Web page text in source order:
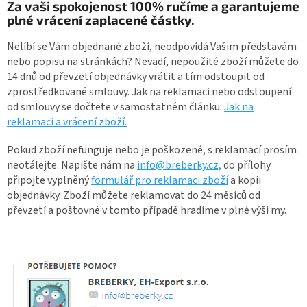
Za vaši spokojenost 100% ručíme a garantujeme
plné vrácení zaplacené částky.
Nelíbí se Vám objednané zboží, neodpovídá Vašim představám
nebo popisu na stránkách? Nevadí, nepoužité zboží můžete do
14 dnů od převzetí objednávky vrátit a tím odstoupit od
zprostředkované smlouvy. Jak na reklamaci nebo odstoupení
od smlouvy se dočtete v samostatném článku:Jak na
reklamaci a vrácení zboží.
Pokud zboží nefunguje nebo je poškozené, s reklamací prosím
neotálejte. Napište nám na info@breberky.cz,do přílohy
připojte vyplněnýformulář pro reklamaci zbožía kopii
objednávky. Zboží můžete reklamovat do 24 měsíců od
převzetí a poštovné v tomto případě hradíme v plné výši my.